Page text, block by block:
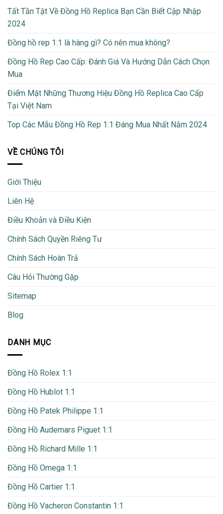
Tất Tần Tật Về Đồng Hồ Replica Bạn Cần Biết Cập Nhập
2024
Đồng hồ rep 1:1 là hàng gì? Có nên mua không?
Đồng Hồ Rep Cao Cấp: Đánh Giá Và Hướng Dẫn Cách Chọn
Mua
Điểm Mặt Những Thương Hiệu Đồng Hồ Replica Cao Cấp
Tại Việt Nam
Top Các Mẫu Đồng Hồ Rep 1:1 Đáng Mua Nhất Năm 2024
VỀ CHÚNG TÔI
Giới Thiệu
Liên Hệ
Điều Khoản và Điều Kiện
Chính Sách Quyền Riêng Tư
Chính Sách Hoàn Trả
Câu Hỏi Thường Gặp
Sitemap
Blog
DANH MỤC
Đồng Hồ Rolex 1:1
Đồng Hồ Hublot 1:1
Đồng Hồ Patek Philippe 1:1
Đồng Hồ Audemars Piguet 1:1
Đồng Hồ Richard Mille 1:1
Đồng Hồ Omega 1:1
Đồng Hồ Cartier 1:1
Đồng Hồ Vacheron Constantin 1:1